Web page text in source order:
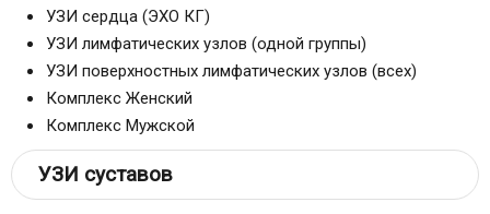
УЗИ сердца (ЭХО КГ)
УЗИ лимфатических узлов (одной группы)
УЗИ поверхностных лимфатических узлов (всех)
Комплекс Женский
Комплекс Мужской
УЗИ суставов